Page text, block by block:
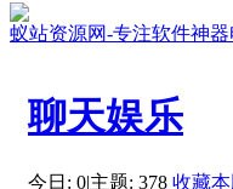
蚁站资源网-专注软件神
聊天娱乐
今日: 0|主题: 378 收藏本